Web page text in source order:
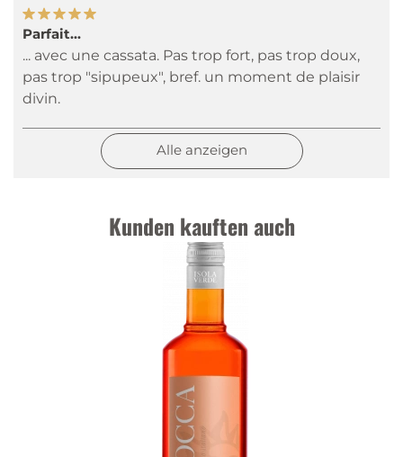
Parfait...
... avec une cassata. Pas trop fort, pas trop doux,
pas trop "sipupeux", bref. un moment de plaisir
divin.
Alle anzeigen
Kunden kauften auch